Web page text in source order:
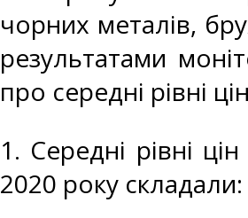
чорних металів,
результатами
про середні рівні
1. Середні рівні
2020 року складали: